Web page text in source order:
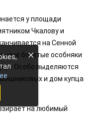
у площади
Чкалову и
на Сенной
богатые особняки
Особо выделяются
и дом купца
на любимый
×